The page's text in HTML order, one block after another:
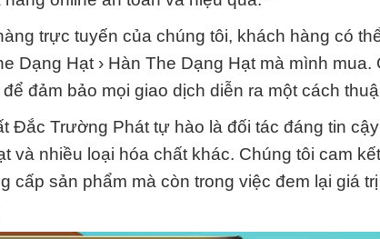
trực tuyến của chúng tôi, khách hàng có
Dạng Hạt › Hàn The Dạng Hạt mà mình
đảm bảo mọi giao dịch diễn ra một cách
Đắc Trường Phát tự hào là đối tác đáng tin
và nhiều loại hóa chất khác. Chúng tôi cam
cấp sản phẩm mà còn trong việc đem lại giá